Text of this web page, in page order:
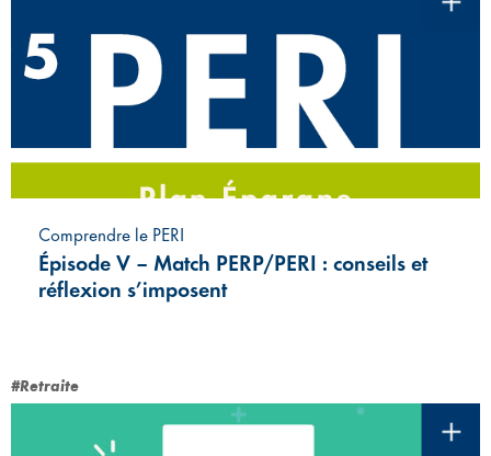
Comprendre le PERI
Épisode V – Match PERP/PERI : conseils et
réflexion s’imposent
#Retraite